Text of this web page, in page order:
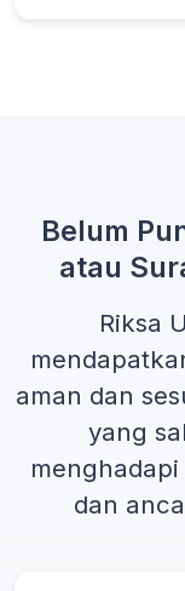
Belum
atau
Riksa
aman dan
yang
dan